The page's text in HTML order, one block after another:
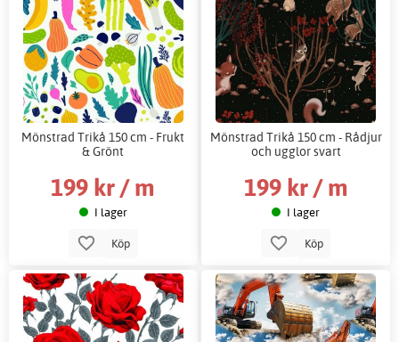
Mönstrad Trikå 150 cm - Frukt
& Grönt
199 kr / m
I lager
Köp
Mönstrad Trikå 150 cm - Rådjur
och ugglor svart
199 kr / m
I lager
Köp